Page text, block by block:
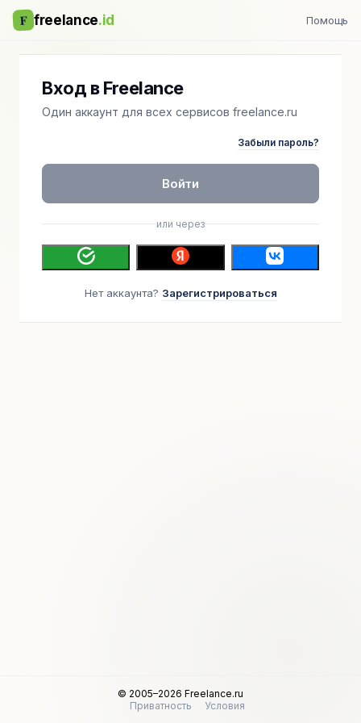
F freelance.id Помощь
Вход в Freelance
Один аккаунт для всех сервисов freelance.ru
Забыли пароль?
Войти
или через
Нет аккаунта? Зарегистрироваться
© 2005–2026 Freelance.ru
Приватность
Условия